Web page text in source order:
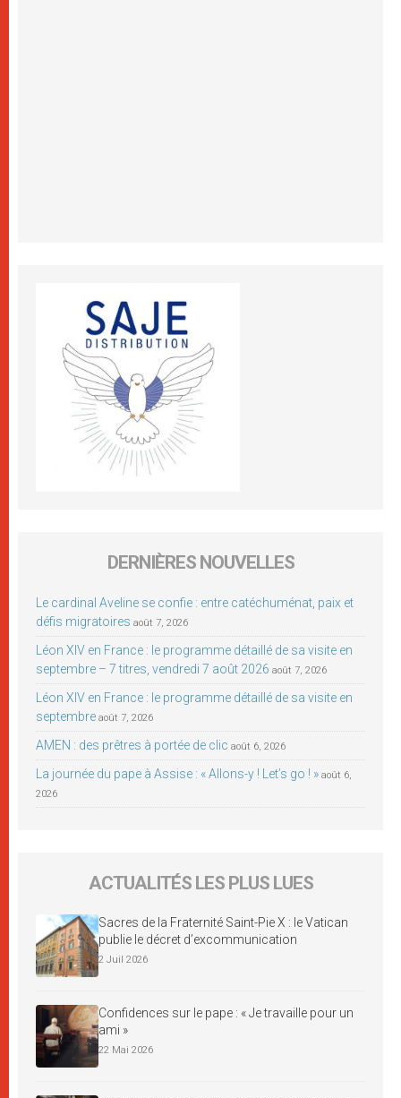
DERNIÈRES NOUVELLES
Le cardinal Aveline se confie : entre catéchuménat, paix et
défis migratoires août 7, 2026
Léon XIV en France : le programme détaillé de sa visite en
septembre – 7 titres, vendredi 7 août 2026 août 7, 2026
Léon XIV en France : le programme détaillé de sa visite en
septembre août 7, 2026
AMEN : des prêtres à portée de clic août 6, 2026
La journée du pape à Assise : « Allons-y ! Let’s go ! » août 6,
2026
ACTUALITÉS LES PLUS LUES
Sacres de la Fraternité Saint-Pie X : le Vatican
publie le décret d’excommunication
2 Juil 2026
Confidences sur le pape : « Je travaille pour un
ami »
22 Mai 2026